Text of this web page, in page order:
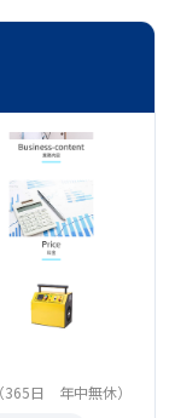
365日 年中無休）